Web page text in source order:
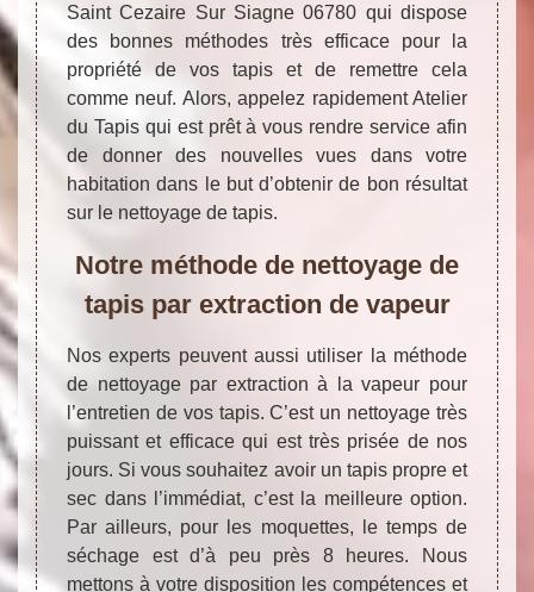
Saint Cezaire Sur Siagne 06780 qui dispose
des bonnes méthodes très efficace pour la
propriété de vos tapis et de remettre cela
comme neuf. Alors, appelez rapidement Atelier
du Tapis qui est prêt à vous rendre service afin
de donner des nouvelles vues dans votre
habitation dans le but d’obtenir de bon résultat
sur le nettoyage de tapis.
Notre méthode de nettoyage de
tapis par extraction de vapeur
Nos experts peuvent aussi utiliser la méthode
de nettoyage par extraction à la vapeur pour
l’entretien de vos tapis. C’est un nettoyage très
puissant et efficace qui est très prisée de nos
jours. Si vous souhaitez avoir un tapis propre et
sec dans l’immédiat, c’est la meilleure option.
Par ailleurs, pour les moquettes, le temps de
séchage est d’à peu près 8 heures. Nous
mettons à votre disposition les compétences et